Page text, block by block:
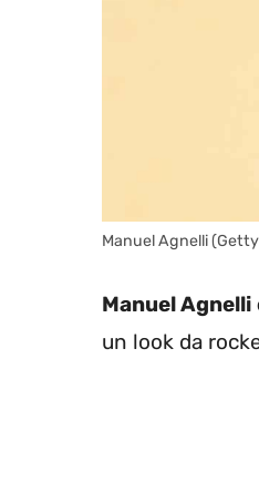
Manuel Agnelli
Manuel Agnelli
un look da